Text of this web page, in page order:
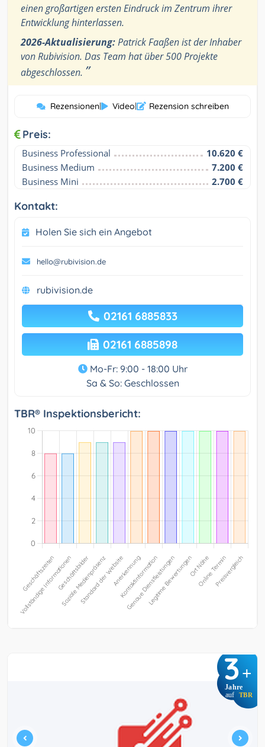
einen großartigen ersten Eindruck im Zentrum ihrer
Entwicklung hinterlassen.
2026-Aktualisierung:Patrick Faaßen ist der Inhaber
von Rubivision. Das Team hat über 500 Projekte
abgeschlossen. ”
Rezensionen| Video| Rezension schreiben
Preis:
Business Professional
10.620 €
Business Medium
7.200 €
Business Mini
2.700 €
Kontakt:
Holen Sie sich ein Angebot
hello@rubivision.de
rubivision.de
02161 6885833
02161 6885898
Mo-Fr: 9:00 - 18:00 Uhr
Sa & So: Geschlossen
TBR® Inspektionsbericht:
3+
Jahre
auf TBR